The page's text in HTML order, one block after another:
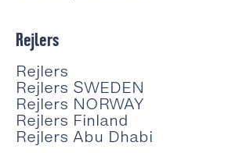
Rejlers
Rejlers
Rejlers SWEDEN
Rejlers NORWAY
Rejlers Finland
Rejlers Abu Dhabi